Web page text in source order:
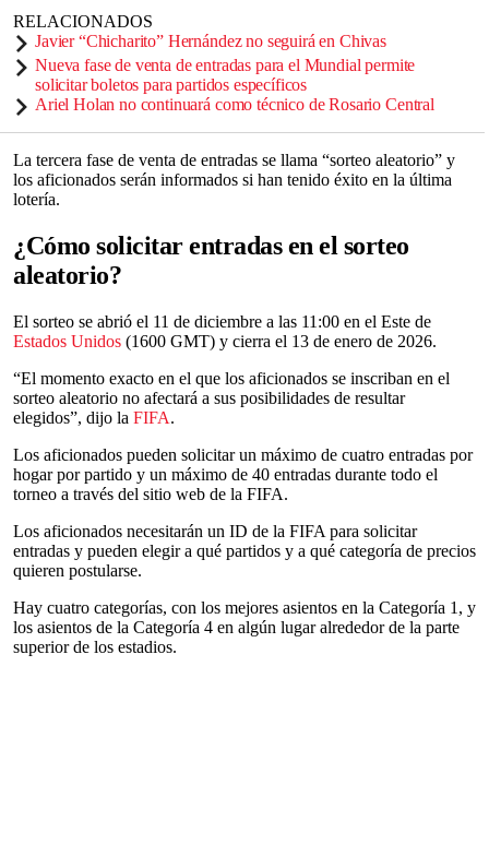
RELACIONADOS
Javier “Chicharito” Hernández no seguirá en Chivas
Nueva fase de venta de entradas para el Mundial permite
solicitar boletos para partidos específicos
Ariel Holan no continuará como técnico de Rosario Central
La tercera fase de venta de entradas se llama “sorteo aleatorio” y
los aficionados serán informados si han tenido éxito en la última
lotería.
¿Cómo solicitar entradas en el sorteo
aleatorio?
El sorteo se abrió el 11 de diciembre a las 11:00 en el Este de
Estados Unidos (1600 GMT) y cierra el 13 de enero de 2026.
“El momento exacto en el que los aficionados se inscriban en el
sorteo aleatorio no afectará a sus posibilidades de resultar
elegidos”, dijo la FIFA.
Los aficionados pueden solicitar un máximo de cuatro entradas por
hogar por partido y un máximo de 40 entradas durante todo el
torneo a través del sitio web de la FIFA.
Los aficionados necesitarán un ID de la FIFA para solicitar
entradas y pueden elegir a qué partidos y a qué categoría de precios
quieren postularse.
Hay cuatro categorías, con los mejores asientos en la Categoría 1, y
los asientos de la Categoría 4 en algún lugar alrededor de la parte
superior de los estadios.